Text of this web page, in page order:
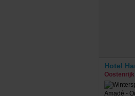
Hotel
Oostenrijk